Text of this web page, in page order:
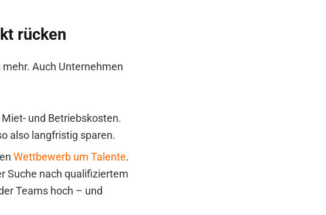
rücken
Auch Unternehmen
und Betriebskosten.
also langfristig sparen.
Wettbewerb um Talente.
Suche nach qualifiziertem
Teams hoch – und